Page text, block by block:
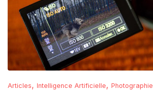
Articles, Intelligence Artificielle, Photographie